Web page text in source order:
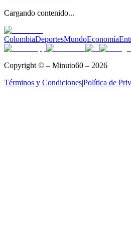
Cargando contenido...
ColombiaDeportesMundoEconomía
Copyright © – Minuto60 – 2026
Términos y Condiciones|Política de